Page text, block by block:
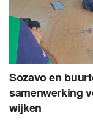
Sozavo en
samenwerking
wijken